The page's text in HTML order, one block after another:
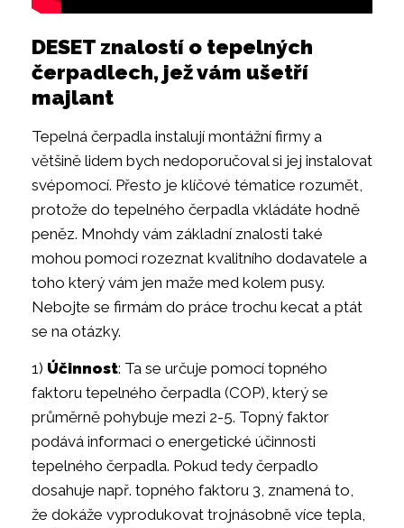
DESET znalostí o tepelných
čerpadlech, jež vám ušetří
majlant
Tepelná čerpadla instalují montážní firmy a
většině lidem bych nedoporučoval si jej instalovat
svépomocí. Přesto je klíčové tématice rozumět,
protože do tepelného čerpadla vkládáte hodně
peněz. Mnohdy vám základní znalosti také
mohou pomoci rozeznat kvalitního dodavatele a
toho který vám jen maže med kolem pusy.
Nebojte se firmám do práce trochu kecat a ptát
se na otázky.
1) Účinnost: Ta se určuje pomocí topného
faktoru tepelného čerpadla (COP), který se
průměrně pohybuje mezi 2-5. Topný faktor
podává informaci o energetické účinnosti
tepelného čerpadla. Pokud tedy čerpadlo
dosahuje např. topného faktoru 3, znamená to,
že dokáže vyprodukovat trojnásobně více tepla,